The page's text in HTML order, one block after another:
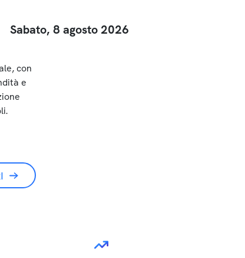
Sabato, 8 agosto 2026
con
e